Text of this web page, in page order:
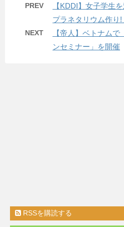
PREV
【KDDI】女子学生
プラネタリウム作り!
NEXT
【帝人】ベトナム
ンセミナー」を開催
RSSを購読する